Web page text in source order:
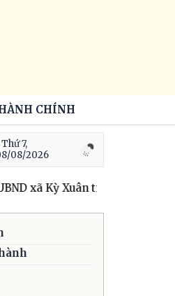
CHÍNH
| Thứ 7,
08/2026
xã Kỳ Xuân triển khai hoạt